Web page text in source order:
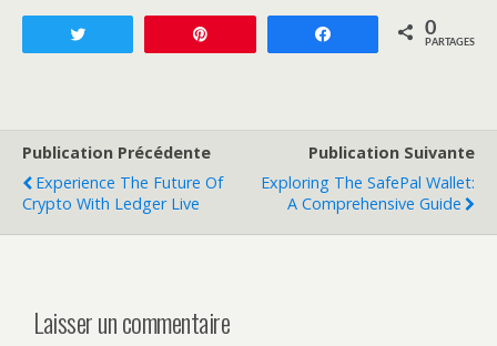
Partagez 0
PARTAGES
Publication Précédente
Experience The Future Of
Crypto With Ledger Live
Publication Suivante
Exploring The SafePal Wallet:
A Comprehensive Guide
Laisser un commentaire